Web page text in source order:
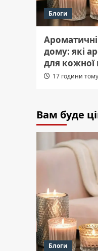
Блоги
дому: які
для кожної
17 години
Вам буде
Блоги